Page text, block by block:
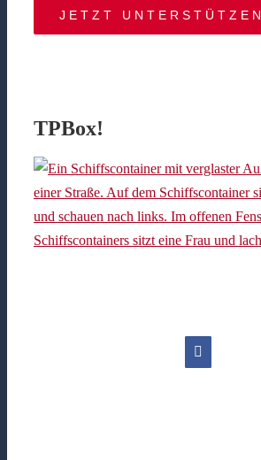
JETZT UNTERSTÜTZEN
TPBox!
Facebook